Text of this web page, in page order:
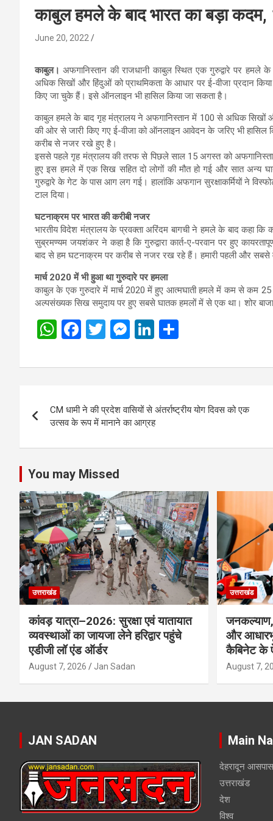
काबुल हमले के बाद भारत का बड़ा
June 20, 2022
काबुल। अफगानिस्तान की राजधानी काबुल स्थित एक गुरुद्वारे पर
अधिक सिखों और हिंदुओं को प्राथमिकता के आधार पर ई-वीजा प्रदान किया
किए जा चुके हैं। इसे ऑनलाइन भी हासिल किया जा सकता है।
काबुल हमले के बाद गृह मंत्रालय ने अफगानिस्तान में 100 से अधिक सिखों
की ओर से जारी किए गए ई-वीजा को ऑनलाइन आवेदन के जरिए भी हासिल
करीब से नजर रखे हुए है।
इससे पहले गृह मंत्रालय की तरफ से पिछले साल 15 अगस्त को अफगानिस्तान
हुए इस हमले में एक सिख सहित दो लोगों की मौत हो गई और सात अन्य
गुरुद्वारे के गेट के पास आग लग गई। हालांकि अफगान सुरक्षाकर्मियों ने
टाल दिया।
घटनाक्रम पर भारत की करीबी नजर
भारतीय विदेश मंत्रालय के प्रवक्ता अरिंदम बागची ने हमले के बाद कहा
सुब्रमण्यम जयशंकर ने कहा है कि गुरुद्वारा कार्त-ए-परवान पर हुए
बाद से हम घटनाक्रम पर करीब से नजर रख रहे हैं। हमारी पहली और सबसे
मार्च 2020 में भी हुआ था गुरुदारे पर हमला
काबुल के एक गुरुदारे में मार्च 2020 में हुए आत्मघाती हमले में कम से कम
अल्पसंख्यक सिख समुदाय पर हुए सबसे घातक हमलों में से एक था। शोर
W
at
A
p
p
F
ce
o
o
k
T
tt
M
se
g
er
Li
ke
n
ar
navigation
CM धामी ने की प्रदेश वासियों से अंतर्राष्ट्रीय योग दिवस को एक
उत्सव के रूप में मानाने का आग्रह
You may Missed
उत्तराखंड
कांवड़ यात्रा–2026: सुरक्षा एवं यातायात
व्यवस्थाओं का जायजा लेने हरिद्वार पहुंचे
एडीजी लॉ एंड ऑर्डर
August 7, 2026 Jan Sadan
उत्तराखंड
जनकल्याण,
और
कैबिनेट के
August 7,
JAN SADAN Main
देहरादून आसपास
उत्तराखंड
देश
विश्व